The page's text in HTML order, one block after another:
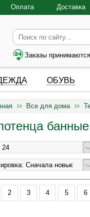
Оплата Доставка
Заказы
ОБУВЬ
Все для дома
банные
2 3 4 5 6